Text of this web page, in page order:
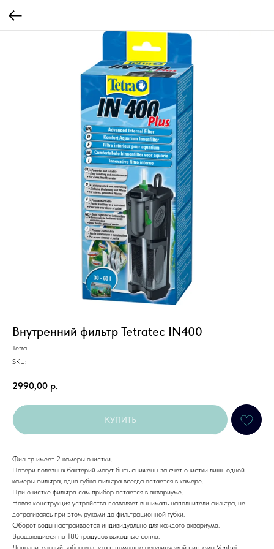
Внутренний фильтр Tetratec IN400
Tetra
SKU:
2990,00 р.
КУПИТЬ
Фильтр имеет 2 камеры очистки.
Потери полезных бактерий могут быть снижены за счет очистки лишь одной
камеры фильтра, одна губка фильтра всегда остается в камере.
При очистке фильтра сам прибор остается в аквариуме.
Новая конструкция устройства позволяет вынимать наполнители фильтра, не
дотрагиваясь при этом руками до фильтрационной губки.
Оборот воды настраивается индивидуально для каждого аквариума.
Вращающиеся на 180 градусов выходные сопла.
Дополнительный забор воздуха с помощью регулируемой системы Venturi.